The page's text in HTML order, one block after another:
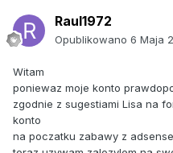
Raul1972
Opublikowano 6 Maja
Witam
poniewaz moje konto
zgodnie z sugestiami Lisa na
konto
na poczatku zabawy z